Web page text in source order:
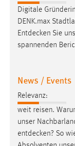
Digitale
DENK.max
Entdecken Sie
spannenden
News / Events
Relevanz:
weit reisen.
unser
entdecken? So
staticfilecache
Zweck:
Für
gespeichert,
Name:
site-language-
Zweck:
Das Cookie